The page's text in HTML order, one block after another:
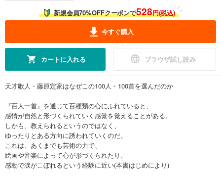
新規会員70%OFFクーポンで528円(税込)
今すぐ購入
カートに入れる ブラウザ試し読み
天才歌人・藤原定家はなぜこの100人・100首を選んだのか
『百人一首』を通じて百種類の心にふれていると、
感情が自然と形づくられていく感覚を覚えることがある。
しかも、教えられるというのではなく、
ゆったりとある方向に誘われていくのだ。
これは、あくまでも芸術の力で、
絵画や音楽によって心が形づくられたり、
感動で涙がこぼれるという経験に近い(本書はじめにより)